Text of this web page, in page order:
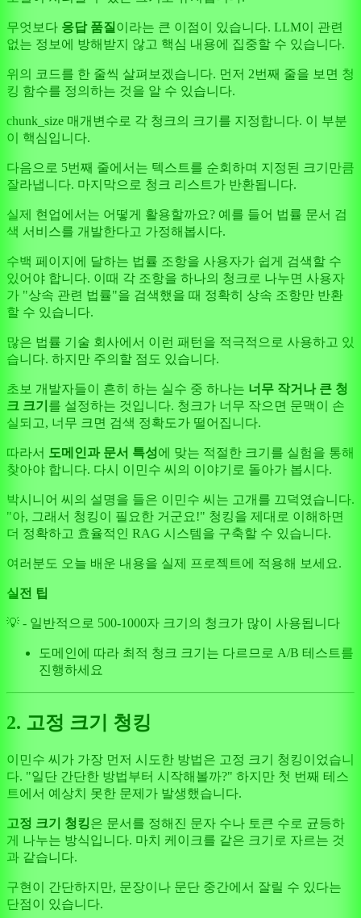
무엇보다 응답 품질 이라는 큰 이점이 있습니다. LLM이 관련
없는 정보에 방해받지 않고 핵심 내용에 집중할 수 있습니다.
위의 코드를 한 줄씩 살펴보겠습니다. 먼저 2번째 줄을 보면 청
킹 함수를 정의하는 것을 알 수 있습니다.
chunk_size 매개변수로 각 청크의 크기를 지정합니다. 이 부분
이 핵심입니다.
다음으로 5번째 줄에서는 텍스트를 순회하며 지정된 크기만큼
잘라냅니다. 마지막으로 청크 리스트가 반환됩니다.
실제 현업에서는 어떻게 활용할까요? 예를 들어 법률 문서 검
색 서비스를 개발한다고 가정해봅시다.
수백 페이지에 달하는 법률 조항을 사용자가 쉽게 검색할 수
있어야 합니다. 이때 각 조항을 하나의 청크로 나누면 사용자
가 "상속 관련 법률"을 검색했을 때 정확히 상속 조항만 반환
할 수 있습니다.
많은 법률 기술 회사에서 이런 패턴을 적극적으로 사용하고 있
습니다. 하지만 주의할 점도 있습니다.
초보 개발자들이 흔히 하는 실수 중 하나는 너무 작거나 큰 청
크 크기 를 설정하는 것입니다. 청크가 너무 작으면 문맥이 손
실되고, 너무 크면 검색 정확도가 떨어집니다.
따라서 도메인과 문서 특성에 맞는 적절한 크기를 실험을 통해
찾아야 합니다. 다시 이민수 씨의 이야기로 돌아가 봅시다.
박시니어 씨의 설명을 들은 이민수 씨는 고개를 끄덕였습니다.
"아, 그래서 청킹이 필요한 거군요!" 청킹을 제대로 이해하면
더 정확하고 효율적인 RAG 시스템을 구축할 수 있습니다.
여러분도 오늘 배운 내용을 실제 프로젝트에 적용해 보세요.
실전 팁
💡 - 일반적으로 500-1000자 크기의 청크가 많이 사용됩니다
도메인에 따라 최적 청크 크기는 다르므로 A/B 테스트를
진행하세요
2. 고정 크기 청킹
이민수 씨가 가장 먼저 시도한 방법은 고정 크기 청킹이었습니
다. "일단 간단한 방법부터 시작해볼까?" 하지만 첫 번째 테스
트에서 예상치 못한 문제가 발생했습니다.
고정 크기 청킹은 문서를 정해진 문자 수나 토큰 수로 균등하
게 나누는 방식입니다. 마치 케이크를 같은 크기로 자르는 것
과 같습니다.
구현이 간단하지만, 문장이나 문단 중간에서 잘릴 수 있다는
단점이 있습니다.